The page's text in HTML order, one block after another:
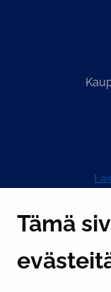
Tämä